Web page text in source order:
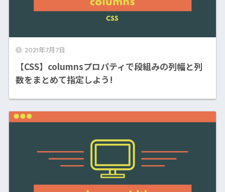
2021年7月7日
【CSS】columnsプロパティで段組みの列幅と列
数をまとめて指定しよう!